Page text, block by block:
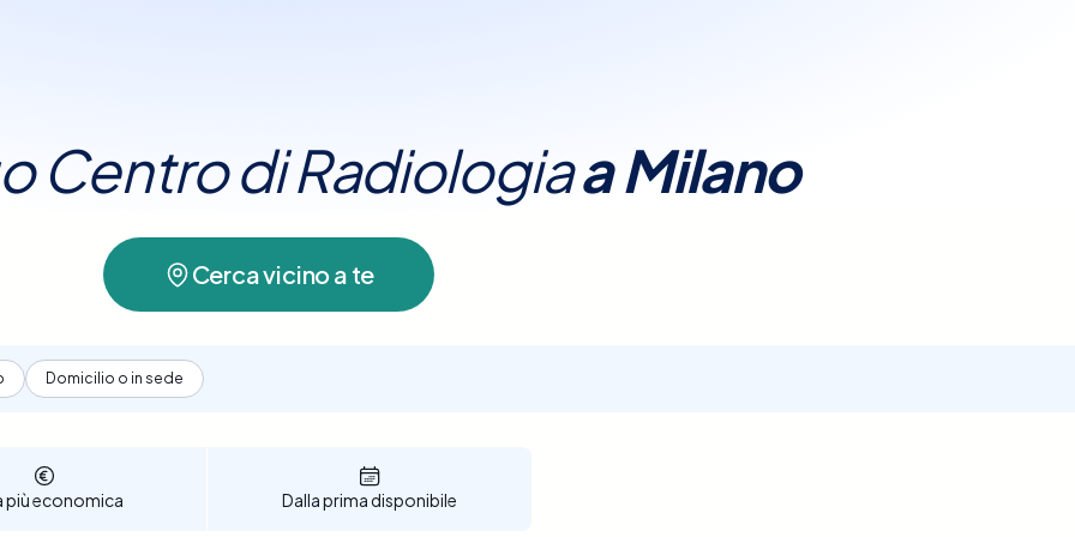
Centro di RadiologiaaMilano
Cerca vicino a te
Domicilio o in sede
più economica Dalla prima disponibile